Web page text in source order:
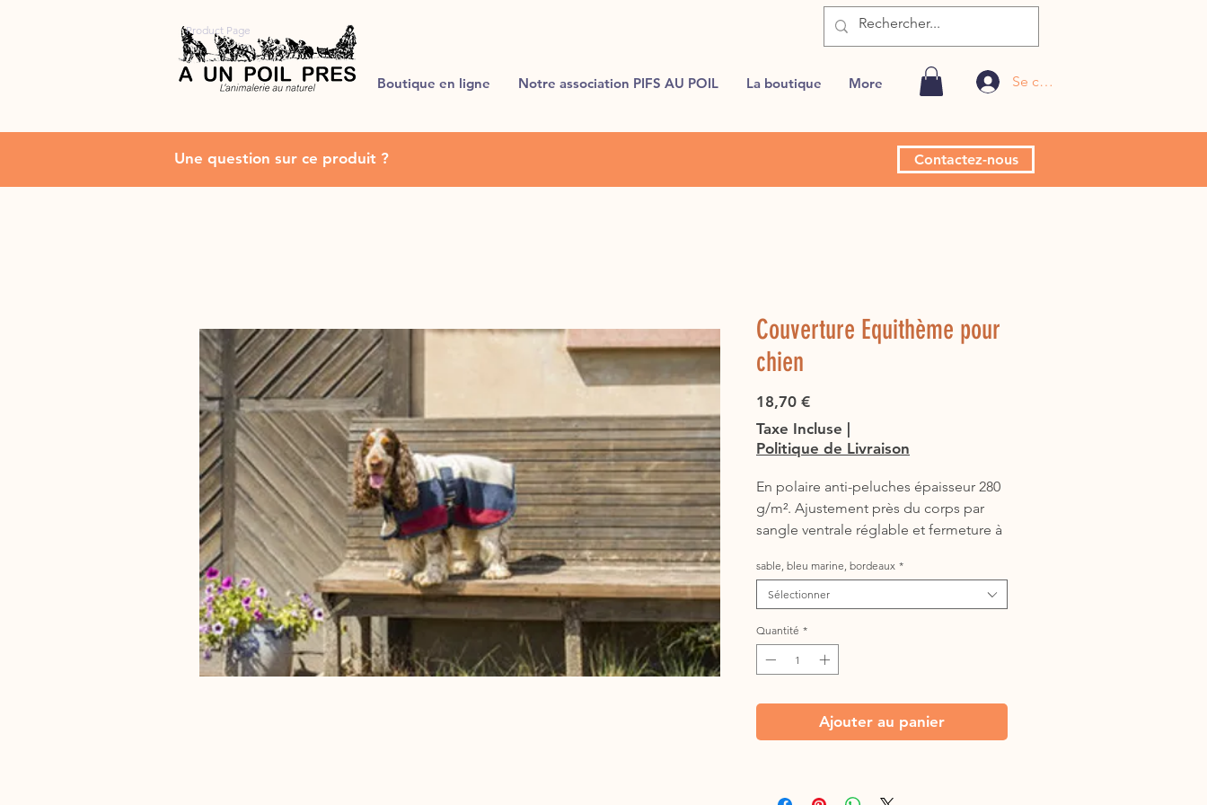
Boutique en ligne Notre association PIFS AU POIL La boutique More Se connecter
Product Page
Une question sur ce produit ? Contactez-nous
Couverture Equithème pour
chien
18,70 €Prix
Taxe Incluse
Politique de Livraison
En polaire anti-peluches épaisseur 280
g/m². Ajustement près du corps par
sangle ventrale réglable et fermeture à
élastiquées. Fermeture par boucle
métallique mâle/femelle au poitrail.
sable, bleu marine, bordeaux *
Sélectionner
Quantité *
Ajouter au panier